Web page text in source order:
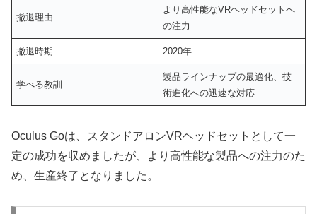
撤退理由
より高性能なVRヘッドセットへ
の注力
撤退時期 2020年
学べる教訓
製品ラインナップの最適化、技
術進化への迅速な対応
Oculus Goは、スタンドアロンVRヘッドセットとして一
定の成功を収めましたが、より高性能な製品への注力のた
め、生産終了となりました。